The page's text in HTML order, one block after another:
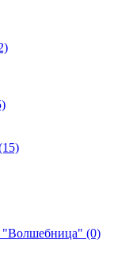
"Волшебница" (0)